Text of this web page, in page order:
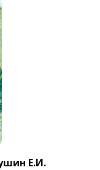
Е.И.